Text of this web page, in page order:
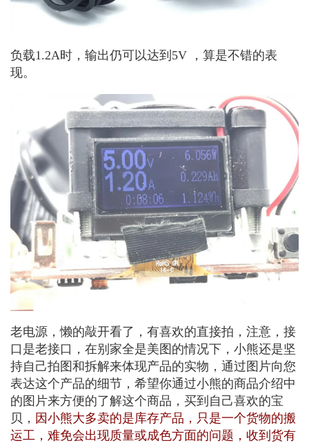
负载1.2A时，输出仍可以达到5V ，算是不错的表
现。
老电源，懒的敲开看了，有喜欢的直接拍，注意，接
口是老接口，在别家全是美图的情况下，小熊还是坚
持自己拍图和拆解来体现产品的实物，通过图片向您
表达这个产品的细节，希望你通过小熊的商品介绍中
的图片来方便的了解这个商品，买到自己喜欢的宝
贝， 因小熊大多卖的是库存产品，只是一个货物的搬
运工，难免会出现质量或成色方面的问题，收到货有